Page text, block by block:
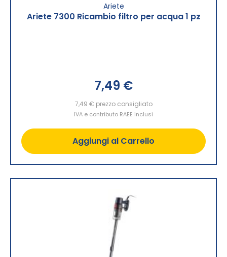
Ariete
Ariete 7300 Ricambio filtro per acqua 1 pz
7,49 €
7,49 € prezzo consigliato
IVA e contributo RAEE inclusi
Aggiungi al Carrello